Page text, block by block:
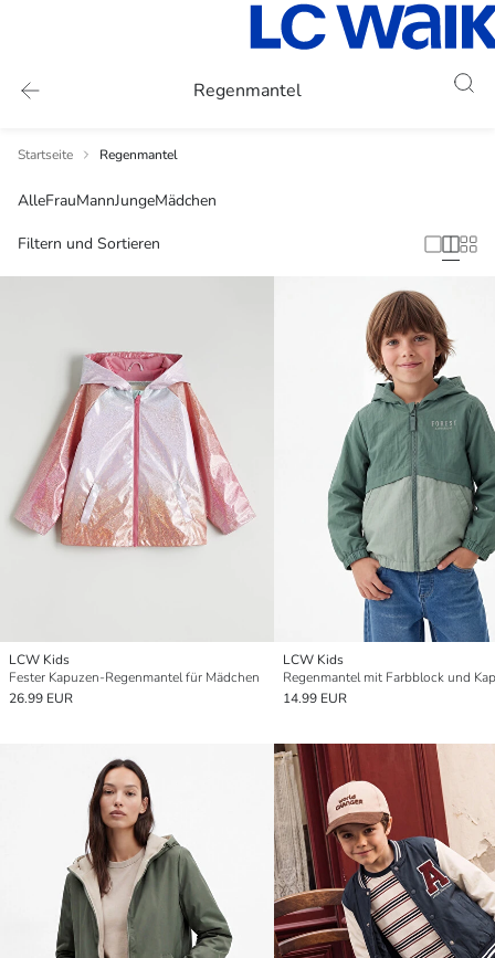
Regenmantel
Startseite Regenmantel
AlleFrauMannJungeMädchen
Filtern und Sortieren
LCW Kids
Fester Kapuzen-Regenmantel für Mädchen
26.99 EUR
LCW Kids
14.99 EUR